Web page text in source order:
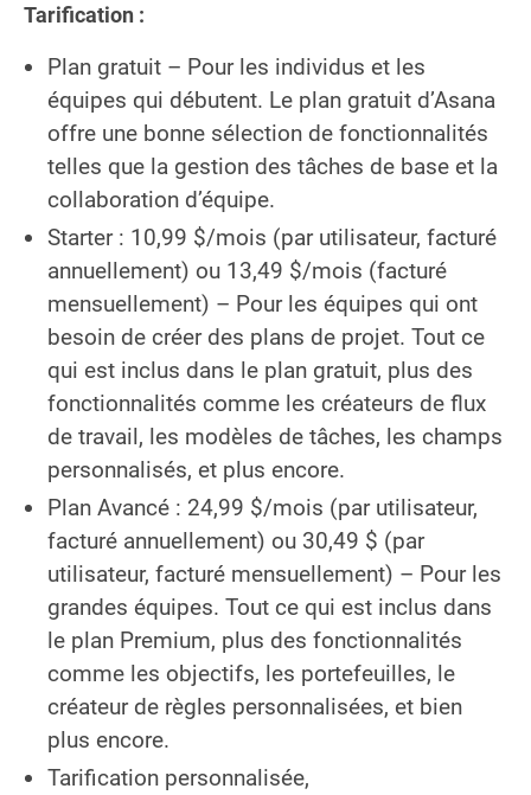
Tarification :
Plan gratuit – Pour les individus et les
équipes qui débutent. Le plan gratuit d’Asana
offre une bonne sélection de fonctionnalités
telles que la gestion des tâches de base et la
collaboration d’équipe.
Starter : 10,99 $/mois (par utilisateur, facturé
annuellement) ou 13,49 $/mois (facturé
mensuellement) – Pour les équipes qui ont
besoin de créer des plans de projet. Tout ce
qui est inclus dans le plan gratuit, plus des
fonctionnalités comme les créateurs de flux
de travail, les modèles de tâches, les champs
personnalisés, et plus encore.
Plan Avancé : 24,99 $/mois (par utilisateur,
facturé annuellement) ou 30,49 $ (par
utilisateur, facturé mensuellement) – Pour les
grandes équipes. Tout ce qui est inclus dans
le plan Premium, plus des fonctionnalités
comme les objectifs, les portefeuilles, le
créateur de règles personnalisées, et bien
plus encore.
Tarification personnalisée,